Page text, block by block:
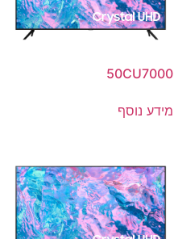
50CU7000
מידע נוסף